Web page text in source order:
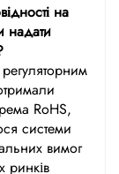
на
надати
RoHS,
системи
вимог
ринків